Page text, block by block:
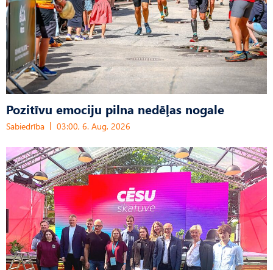
Pozitīvu emociju pilna nedēļas nogale
Sabiedrība 03:00, 6. Aug, 2026